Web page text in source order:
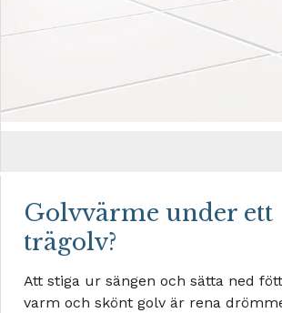
Golvvärme under ett
trägolv?
Att stiga ur sängen och sätta ned
varm och skönt golv är rena